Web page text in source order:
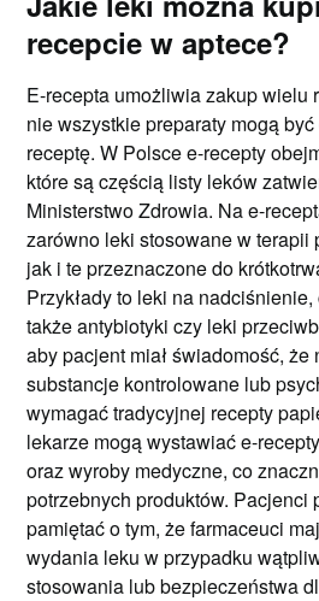
recepcie w aptece?
E-recepta umożliwia zakup wielu
nie wszystkie preparaty mogą
receptę. W Polsce e-recepty
które są częścią listy leków
Ministerstwo Zdrowia. Na e-
zarówno leki stosowane w terapii
jak i te przeznaczone do
Przykłady to leki na
także antybiotyki czy leki
aby pacjent miał świadomość,
substancje kontrolowane lub
wymagać tradycyjnej recepty
lekarze mogą wystawiać e-
oraz wyroby medyczne, co
potrzebnych produktów. Pacjenci
pamiętać o tym, że farmaceuci
wydania leku w przypadku
stosowania lub bezpieczeństwa